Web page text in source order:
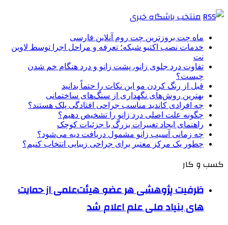
منتخب باشگاه خبری
ماه چت بروزترین چت روم آنلاین فارسی
خدمات نصب اکتیو شبکه؛ تعرفه و مراحل اجرا توسط لاوین
نت
تفاوت درد جلوی زانو، پشت زانو و درد هنگام خم شدن
چیست؟
قبل از رنگ کردن مو این نکات را حتماً بدانید
بهترین روش‌های نگهداری از سنگ‌های ساختمانی
چه افرادی کاندید مناسب جراحی افتادگی پلک هستند؟
چگونه علت اصلی درد زانو را تشخیص دهیم؟
راهنمای ایجاد تغییرات بزرگ با جزئیات کوچک
چه زمانی آسیب زانو مشمول دریافت دیه می‌شود؟
چطور یک مرکز معتبر برای جراحی زیبایی انتخاب کنیم؟
کسب و کار
ظرفیت پژوهشی هر عضو هیئت‌علمی از حمایت
های بنیاد ملی علم اعلام شد